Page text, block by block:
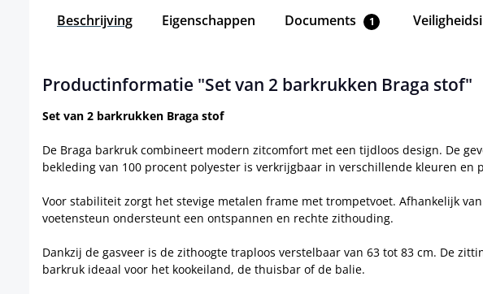
Beschrijving Eigenschappen Documents 1
Productinformatie "Set van 2 barkrukken Braga stof"
Set van 2 barkrukken Braga stof
De Braga barkruk combineert modern zitcomfort met een tijdloos design. De
bekleding van 100 procent polyester is verkrijgbaar in verschillende kleuren
Voor stabiliteit zorgt het stevige metalen frame met trompetvoet. Afhankelijk
voetensteun ondersteunt een ontspannen en rechte zithouding.
Dankzij de gasveer is de zithoogte traploos verstelbaar van 63 tot 83 cm. De
barkruk ideaal voor het kookeiland, de thuisbar of de balie.